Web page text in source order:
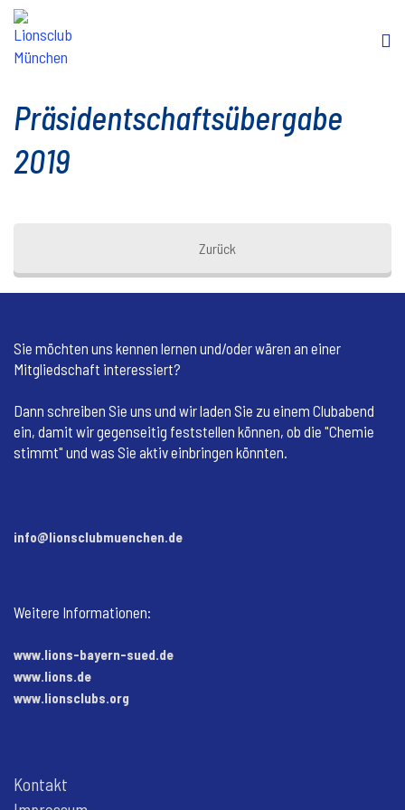
Präsidentschaftsübergabe
2019
Zurück
Sie möchten uns kennen lernen und/oder wären an einer
Mitgliedschaft interessiert?
Dann schreiben Sie uns und wir laden Sie zu einem Clubabend
ein, damit wir gegenseitig feststellen können, ob die "Chemie
stimmt" und was Sie aktiv einbringen könnten.
info@lionsclubmuenchen.de
Weitere Informationen:
www.lions-bayern-sued.de
www.lions.de
www.lionsclubs.org
Kontakt